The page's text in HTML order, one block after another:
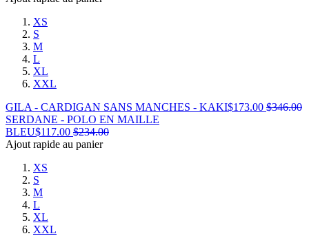
XS
S
M
L
XL
XXL
GILA - CARDIGAN SANS MANCHES - KAKI$173.00 $346.00
SERDANE - POLO EN MAILLE
BLEU$117.00 $234.00
Ajout rapide au panier
XS
S
M
L
XL
XXL